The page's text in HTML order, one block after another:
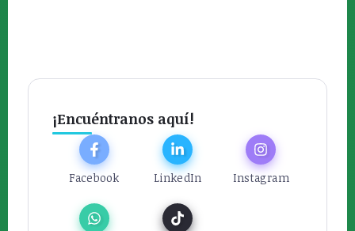
¡Encuéntranos aquí!
Facebook LinkedIn Instagram